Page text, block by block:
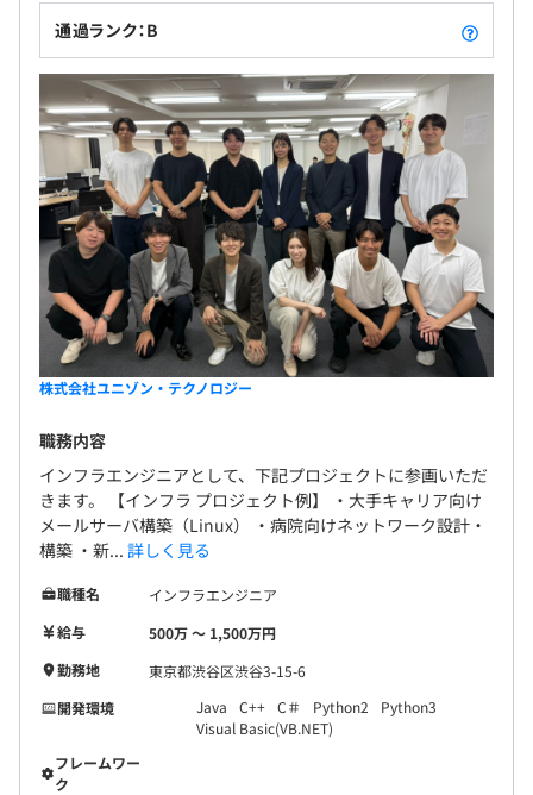
通過ランク：B
株式会社ユニゾン・テクノロジー
職務内容
インフラエンジニアとして、下記プロジェクトに参画いただ
きます。 【インフラ プロジェクト例】 ・大手キャリア向け
メールサーバ構築（Linux） ・病院向けネットワーク設計・
構築 ・新... 詳しく見る
職種名
インフラエンジニア
給与
500万 〜 1,500万円
勤務地
東京都渋谷区渋谷3-15-6
開発環境
Java C++ C＃ Python2
Python3
Visual Basic(VB.NET)
フレームワー
ク